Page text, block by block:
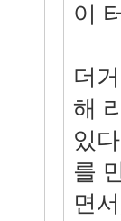
이
더
해
있
를
면